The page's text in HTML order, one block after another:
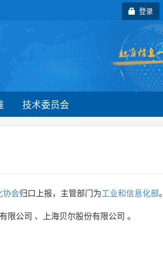
登录
技术委员会
协会归口上报，主管部门为工业和信息化部。
限公司 、 上海贝尔股份有限公司 。